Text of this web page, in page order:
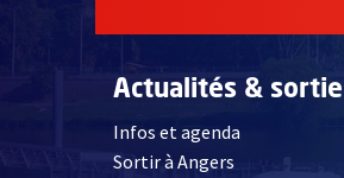
Actualités &
Infos et agenda
Sortir à Angers